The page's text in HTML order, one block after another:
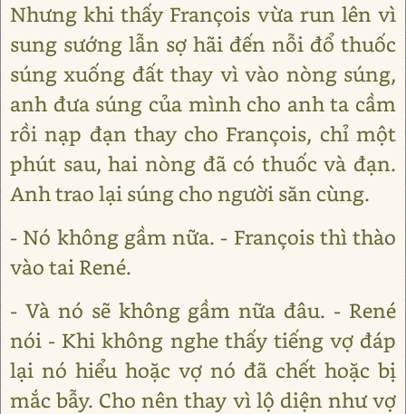
Nhưng khi thấy François vừa run lên vì
sung sướng lẫn sợ hãi đến nỗi đổ thuốc
súng xuống đất thay vì vào nòng súng,
anh đưa súng của mình cho anh ta cầm
rồi nạp đạn thay cho François, chỉ một
phút sau, hai nòng đã có thuốc và đạn.
Anh trao lại súng cho người săn cùng.
- Nó không gầm nữa. - François thì thào
vào tai René.
- Và nó sẽ không gầm nữa đâu. - René
nói - Khi không nghe thấy tiếng vợ đáp
lại nó hiểu hoặc vợ nó đã chết hoặc bị
mắc bẫy. Cho nên thay vì lộ diện như vợ